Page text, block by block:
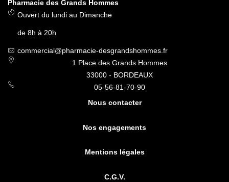
Pharmacie des Grands Hommes
Ouvert du lundi au Dimanche
de 8h à 20h
commercial@pharmacie-desgrandshommes.fr
1 Place des Grands Hommes
33000 - BORDEAUX
05-56-81-70-90
Nous contacter
Nos engagements
Mentions légales
C.G.V.